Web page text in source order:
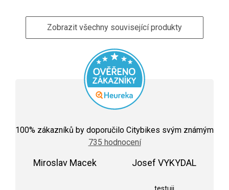
Zobrazit všechny související produkty
hodnocení
obchodu
je
100% zákazníků by doporučilo Citybikes svým známým
735 hodnocení
Miroslav Macek Josef VYKYDAL